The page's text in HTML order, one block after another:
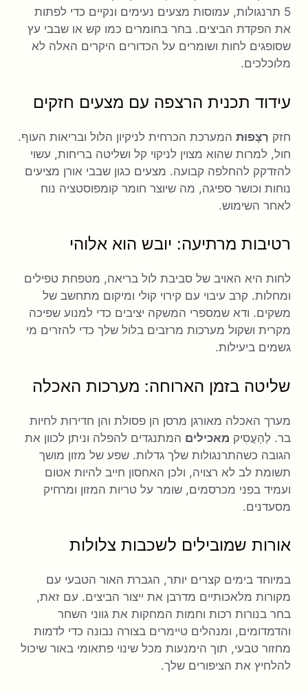
5 תרנגולות, עמוסות מצעים נעימים ונקיים כדי לפתות
את הפקדת הביצים. בחר בחומרים כמו קש או שבבי עץ
שסופגים לחות ושומרים על הכדורים היקרים האלה לא
מלוכלכים.
עידוד תכנית הרצפה עם מצעים חזקים
חזק רַצָפוּת המערכת הכרחית לניקיון הלול ובריאות העוף.
חול, למרות שהוא מצוין לניקוי קל ושליטה בריחות, עשוי
להזדקק להחלפה קבועה. מצעים כגון שבבי אורן מציעים
נוחות וכושר ספיגה, מה שיוצר חומר קומפוסטציה נוח
לאחר השימוש.
רטיבות מרתיעה: יובש הוא אלוהי
לחות היא האויב של סביבת לול בריאה, מטפחת טפילים
ומחלות. קרב עיבוי עם קירוי קולי ומיקום מתחשב של
משקים. ודא שמספרי המשקה יציבים כדי למנוע שפיכה
מקרית ושקול מערכות מרזבים בלול שלך כדי להזרים מי
גשמים ביעילות.
שליטה בזמן הארוחה: מערכות האכלה
מערך האכלה מאורגן מרסן הן פסולת והן חדירות לחיות
בר. לְהַעֲסִיק מאכילים המתנגדים להפלה וניתן לכוון את
הגובה כשהתרנגולות שלך גדלות. שפע של מזון מושך
תשומת לב לא רצויה, ולכן האחסון חייב להיות אטום
ועמיד בפני מכרסמים, שומר על טריות המזון ומרחיק
מסעדנים.
אורות שמובילים לשכבות צלולות
במיוחד בימים קצרים יותר, הגברת האור הטבעי עם
מקורות מלאכותיים מדרבן את ייצור הביצים. עם זאת,
בחר בנורות רכות וחמות המחקות את גווני השחר
והדמדומים, ומנהלים טיימרים בצורה נבונה כדי לדמות
מחזור טבעי, תוך הימנעות מכל שינוי פתאומי באור שיכול
להלחיץ ​​את הציפורים שלך.